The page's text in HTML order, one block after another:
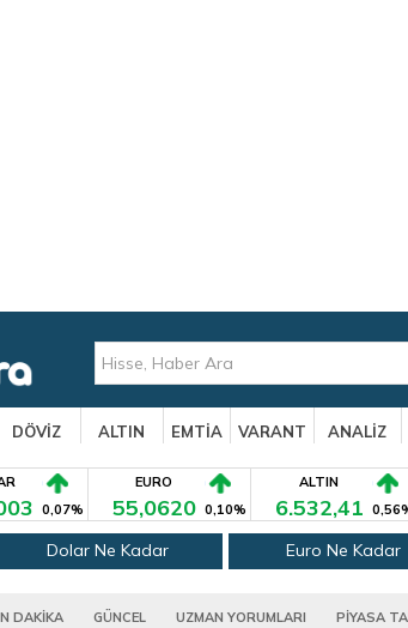
DÖVİZ ALTIN EMTİA VARANT ANALİZ
0,07%
EURO
55,0620 0,10%
ALTIN
6.532,41
Dolar Ne Kadar Euro Ne Kadar
DAKİKA GÜNCEL UZMAN YORUMLARI PİYASA